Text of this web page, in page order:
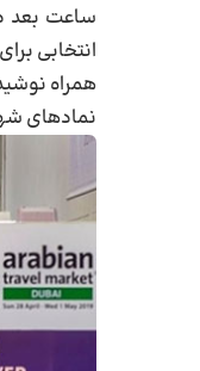
ساعت بعد
انتخابی
همراه
نمادهای